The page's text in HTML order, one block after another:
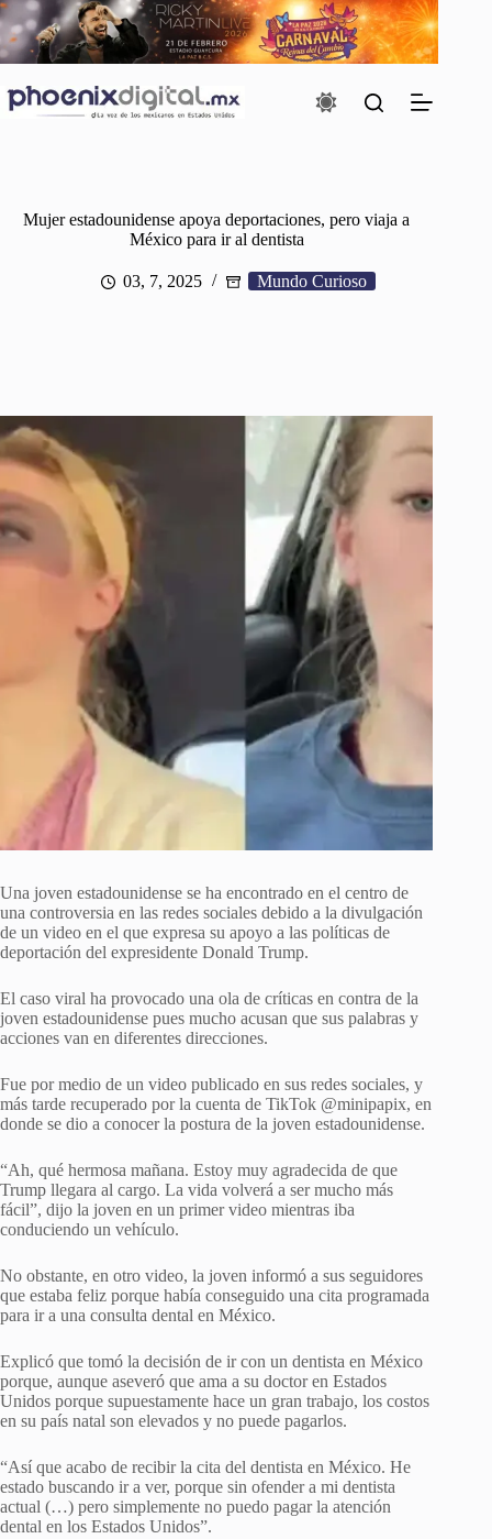
Saltar
al
contenido
Mujer estadounidense apoya deportaciones, pero viaja a
México para ir al dentista
03, 7, 2025 Mundo Curioso
Una joven estadounidense se ha encontrado en el centro de
una controversia en las redes sociales debido a la divulgación
de un video en el que expresa su apoyo a las políticas de
deportación del expresidente Donald Trump.
El caso viral ha provocado una ola de críticas en contra de la
joven estadounidense pues mucho acusan que sus palabras y
acciones van en diferentes direcciones.
Fue por medio de un video publicado en sus redes sociales, y
más tarde recuperado por la cuenta de TikTok @minipapix, en
donde se dio a conocer la postura de la joven estadounidense.
“Ah, qué hermosa mañana. Estoy muy agradecida de que
Trump llegara al cargo. La vida volverá a ser mucho más
fácil”, dijo la joven en un primer video mientras iba
conduciendo un vehículo.
No obstante, en otro video, la joven informó a sus seguidores
que estaba feliz porque había conseguido una cita programada
para ir a una consulta dental en México.
Explicó que tomó la decisión de ir con un dentista en México
porque, aunque aseveró que ama a su doctor en Estados
Unidos porque supuestamente hace un gran trabajo, los costos
en su país natal son elevados y no puede pagarlos.
“Así que acabo de recibir la cita del dentista en México. He
estado buscando ir a ver, porque sin ofender a mi dentista
actual (…) pero simplemente no puedo pagar la atención
dental en los Estados Unidos”.